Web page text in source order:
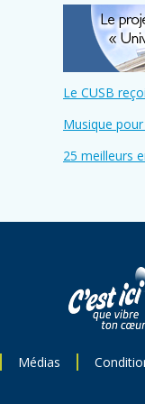
Le CUSB
Musique
25 meilleurs
Médias